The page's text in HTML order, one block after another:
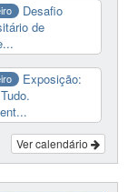
Desafio
de
Exposição:
Ver calendário